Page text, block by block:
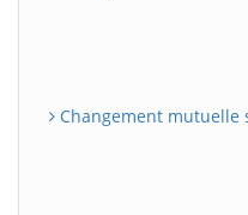
Changement mutuelle